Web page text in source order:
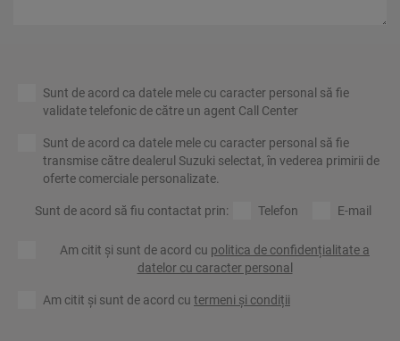
Sunt de acord ca datele mele cu caracter personal să fie
validate telefonic de către un agent Call Center
Sunt de acord ca datele mele cu caracter personal să fie
transmise către dealerul Suzuki selectat, în vederea primirii de
oferte comerciale personalizate.
Sunt de acord să fiu contactat prin: Telefon E-mail
Am citit și sunt de acord cu politica de confidențialitate a
datelor cu caracter personal
Am citit și sunt de acord cu termeni și condiții